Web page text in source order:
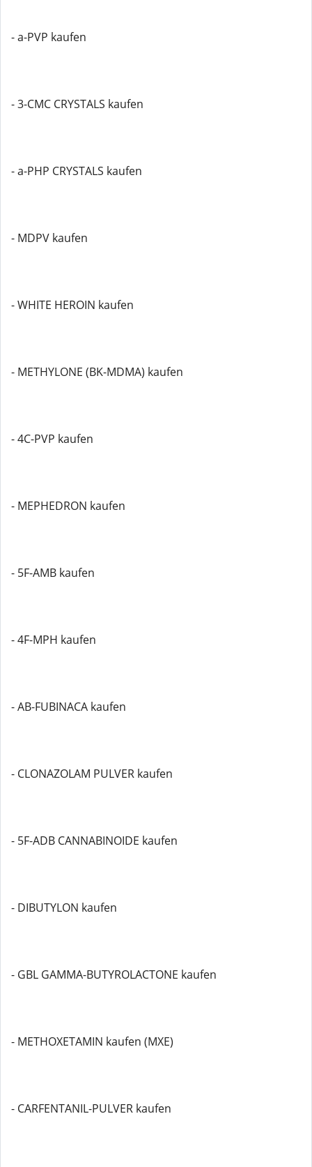
- a-PVP kaufen
- 3-CMC CRYSTALS kaufen
- a-PHP CRYSTALS kaufen
- MDPV kaufen
- WHITE HEROIN kaufen
- METHYLONE (BK-MDMA) kaufen
- 4C-PVP kaufen
- MEPHEDRON kaufen
- 5F-AMB kaufen
- 4F-MPH kaufen
- AB-FUBINACA kaufen
- CLONAZOLAM PULVER kaufen
- 5F-ADB CANNABINOIDE kaufen
- DIBUTYLON kaufen
- GBL GAMMA-BUTYROLACTONE kaufen
- METHOXETAMIN kaufen (MXE)
- CARFENTANIL-PULVER kaufen